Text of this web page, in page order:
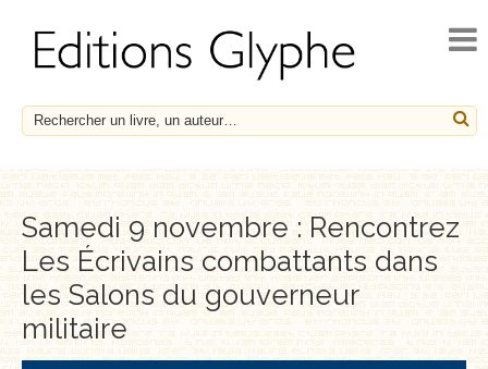
ACTUALITÉS
NOUVEAUTÉS
À PARAÎTRE
CATALOGUE
HISTOIRE ET SOCIÉTÉ
Samedi 9 novembre : Rencontrez
Les Écrivains combattants dans
les Salons du gouverneur
militaire